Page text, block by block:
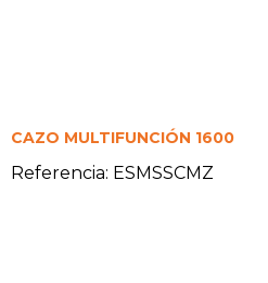
CAZO MULTIFUNCIÓN 1600
Referencia: ESMSSCMZ